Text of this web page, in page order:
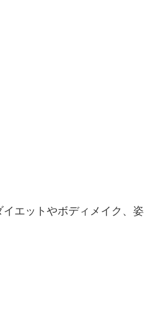
エットやボディメイク、姿